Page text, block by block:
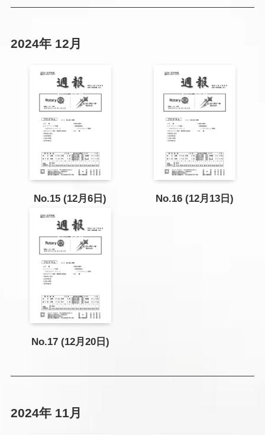
2024年 12月
No.15 (12月6日) No.16 (12月13日)
No.17 (12月20日)
2024年 11月